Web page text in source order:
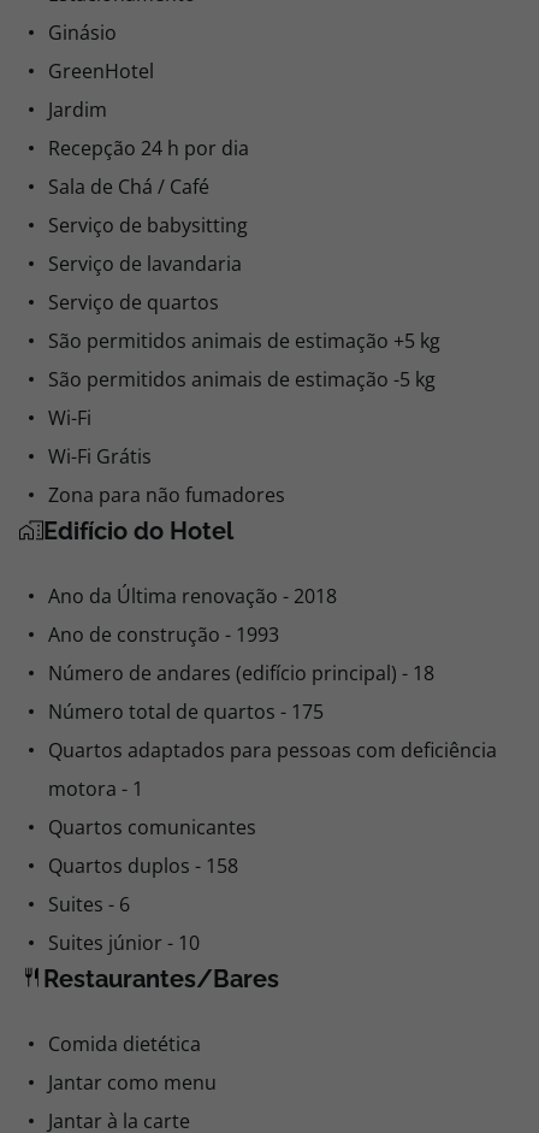
Ginásio
GreenHotel
Jardim
Recepção 24 h por dia
Sala de Chá / Café
Serviço de babysitting
Serviço de lavandaria
Serviço de quartos
São permitidos animais de estimação +5 kg
São permitidos animais de estimação -5 kg
Wi-Fi
Wi-Fi Grátis
Zona para não fumadores
Edifício do Hotel
Ano da Última renovação - 2018
Ano de construção - 1993
Número de andares (edifício principal) - 18
Número total de quartos - 175
Quartos adaptados para pessoas com deficiência
motora - 1
Quartos comunicantes
Quartos duplos - 158
Suites - 6
Suites júnior - 10
Restaurantes/Bares
Comida dietética
Jantar como menu
Jantar à la carte